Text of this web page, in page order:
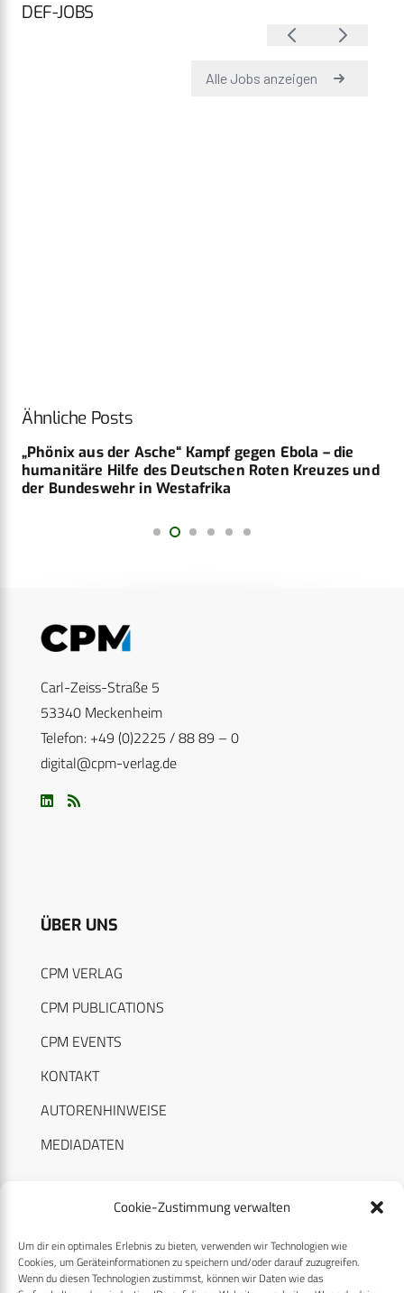
Cookie-Zustimmung verwalten
Um dir ein optimales Erlebnis zu bieten, verwenden wir Technologien wie
Cookies, um Geräteinformationen zu speichern und/oder darauf zuzugreifen.
Wenn du diesen Technologien zustimmst, können wir Daten wie das
DEF-JOBS
Ähnliche Posts
„Phönix aus der Asche“ Kampf gegen Ebola – die
humanitäre Hilfe des Deutschen Roten Kreuzes und
der Bundeswehr in Westafrika
Carl-Zeiss-Straße 5
53340 Meckenheim
Telefon: +49 (0)2225 / 88 89 – 0
digital@cpm-verlag.de
ÜBER UNS
CPM VERLAG
CPM PUBLICATIONS
CPM EVENTS
KONTAKT
AUTORENHINWEISE
MEDIADATEN
RECHTLICHES